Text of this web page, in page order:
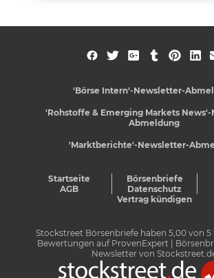
'Börse Intern'-Newsletter-
'Rohstoffe & Emerging Markets
Abmeldung
'Marktberichte'-Newsletter-
Startseite Börsenbriefe
AGB
Datenschutz
Vertrag kündigen
Stockstreet Börsenbriefe haben 5,00von 5
Bewertungen auf ProvenExpert
|
Newsletter von